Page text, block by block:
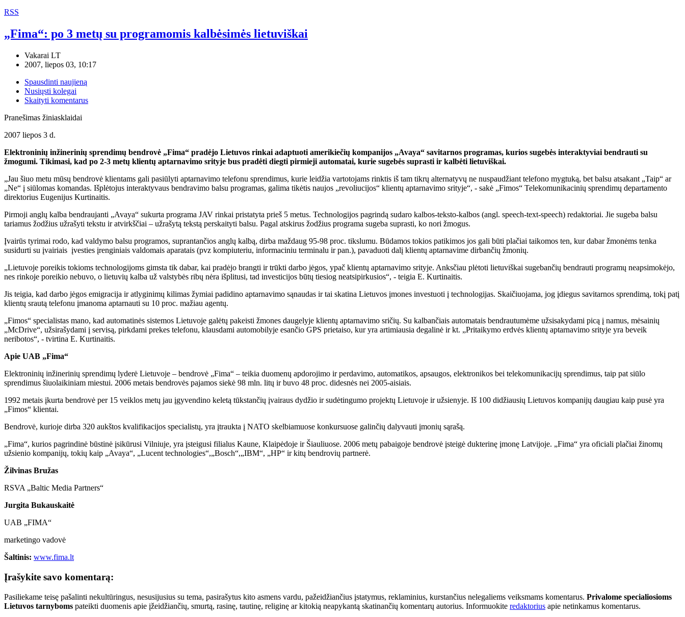
RSS
„Fima“: po 3 metų su programomis kalbėsimės lietuviškai
Vakarai LT
2007, liepos 03, 10:17
Spausdinti naujieną
Nusiųsti kolegai
Skaityti komentarus
Pranešimas žiniasklaidai
2007 liepos 3 d.
Elektroninių inžinerinių sprendimų bendrovė „Fima“ pradėjo Lietuvos rinkai adaptuoti amerikiečių kompanijos „Avaya“ savitarnos programas, kurios sugebės interaktyviai bendrauti su
žmogumi. Tikimasi, kad po 2-3 metų klientų aptarnavimo srityje bus pradėti diegti pirmieji automatai, kurie sugebės suprasti ir kalbėti lietuviškai.
„Jau šiuo metu mūsų bendrovė klientams gali pasiūlyti aptarnavimo telefonu sprendimus, kurie leidžia vartotojams rinktis iš tam tikrų alternatyvų ne nuspaudžiant telefono mygtuką, bet balsu atsakant „Taip“ ar
„Ne“ į siūlomas komandas. Išplėtojus interaktyvaus bendravimo balsu programas, galima tikėtis naujos „revoliucijos“ klientų aptarnavimo srityje“, - sakė „Fimos“ Telekomunikacinių sprendimų departamento
direktorius Eugenijus Kurtinaitis.
Pirmoji anglų kalba bendraujanti „Avaya“ sukurta programa JAV rinkai pristatyta prieš 5 metus. Technologijos pagrindą sudaro kalbos-teksto-kalbos (angl. speech-text-speech) redaktoriai. Jie sugeba balsu
tariamus žodžius užrašyti tekstu ir atvirkščiai – užrašytą tekstą perskaityti balsu. Pagal atskirus žodžius programa sugeba suprasti, ko nori žmogus.
Įvairūs tyrimai rodo, kad valdymo balsu programos, suprantančios anglų kalbą, dirba maždaug 95-98 proc. tikslumu. Būdamos tokios patikimos jos gali būti plačiai taikomos ten, kur dabar žmonėms tenka
susidurti su įvairiais įvesties įrenginiais valdomais aparatais (pvz kompiuteriu, informaciniu terminalu ir pan.), pavaduoti dalį klientų aptarnavime dirbančių žmonių.
„Lietuvoje poreikis tokioms technologijoms gimsta tik dabar, kai pradėjo brangti ir trūkti darbo jėgos, ypač klientų aptarnavimo srityje. Anksčiau plėtoti lietuviškai sugebančių bendrauti programų neapsimokėjo,
nes rinkoje poreikio nebuvo, o lietuvių kalba už valstybės ribų nėra išplitusi, tad investicijos būtų tiesiog neatsipirkusios“, - teigia E. Kurtinaitis.
Jis teigia, kad darbo jėgos emigracija ir atlyginimų kilimas žymiai padidino aptarnavimo sąnaudas ir tai skatina Lietuvos įmones investuoti į technologijas. Skaičiuojama, jog įdiegus savitarnos sprendimą, tokį patį
klientų srautą telefonu įmanoma aptarnauti su 10 proc. mažiau agentų.
„Fimos“ specialistas mano, kad automatinės sistemos Lietuvoje galėtų pakeisti žmones daugelyje klientų aptarnavimo sričių. Su kalbančiais automatais bendrautumėme užsisakydami picą į namus, mėsainių
„McDrive“, užsirašydami į servisą, pirkdami prekes telefonu, klausdami automobilyje esančio GPS prietaiso, kur yra artimiausia degalinė ir kt. „Pritaikymo erdvės klientų aptarnavimo srityje yra beveik
neribotos“, - tvirtina E. Kurtinaitis.
Apie UAB „Fima“
Elektroninių inžinerinių sprendimų lyderė Lietuvoje – bendrovė „Fima“ – teikia duomenų apdorojimo ir perdavimo, automatikos, apsaugos, elektronikos bei telekomunikacijų sprendimus, taip pat siūlo
sprendimus šiuolaikiniam miestui. 2006 metais bendrovės pajamos siekė 98 mln. litų ir buvo 48 proc. didesnės nei 2005-aisiais.
1992 metais įkurta bendrovė per 15 veiklos metų jau įgyvendino keletą tūkstančių įvairaus dydžio ir sudėtingumo projektų Lietuvoje ir užsienyje. Iš 100 didžiausių Lietuvos kompanijų daugiau kaip pusė yra
„Fimos“ klientai.
Bendrovė, kurioje dirba 320 aukštos kvalifikacijos specialistų, yra įtraukta į NATO skelbiamuose konkursuose galinčių dalyvauti įmonių sąrašą.
„Fima“, kurios pagrindinė būstinė įsikūrusi Vilniuje, yra įsteigusi filialus Kaune, Klaipėdoje ir Šiauliuose. 2006 metų pabaigoje bendrovė įsteigė dukterinę įmonę Latvijoje. „Fima“ yra oficiali plačiai žinomų
užsienio kompanijų, tokių kaip „Avaya“, „Lucent technologies“,„Bosch“,„IBM“, „HP“ ir kitų bendrovių partnerė.
Žilvinas Bružas
RSVA „Baltic Media Partners“
Jurgita Bukauskaitė
UAB „FIMA“
marketingo vadovė
Šaltinis: www.fima.lt
Įrašykite savo komentarą:
Pasiliekame teisę pašalinti nekultūringus, nesusijusius su tema, pasirašytus kito asmens vardu, pažeidžiančius įstatymus, reklaminius, kurstančius nelegaliems veiksmams komentarus. Privalome specialiosioms
Lietuvos tarnyboms pateikti duomenis apie įžeidžiančių, smurtą, rasinę, tautinę, religinę ar kitokią neapykantą skatinančių komentarų autorius. Informuokite redaktorius apie netinkamus komentarus.